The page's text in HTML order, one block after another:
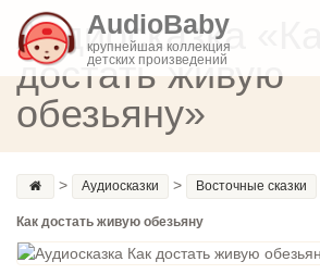
AudioBaby
крупнейшая коллекция
детских произведений
Аудиосказка «Как
достать живую
обезьяну»
> Аудиосказки > Восточные сказки
Как достать живую обезьяну